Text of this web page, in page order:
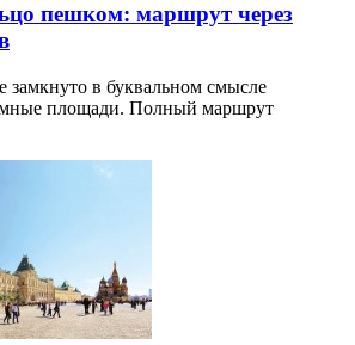
пешком: маршрут через
замкнуто в буквальном смысле
площади. Полный маршрут